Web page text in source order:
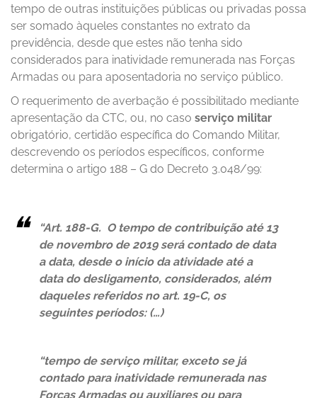
tempo de outras instituições públicas ou privadas possa
ser somado àqueles constantes no extrato da
previdência, desde que estes não tenha sido
considerados para inatividade remunerada nas Forças
Armadas ou para aposentadoria no serviço público.
O requerimento de averbação é possibilitado mediante
apresentação da CTC, ou, no caso serviço militar
obrigatório, certidão específica do Comando Militar,
descrevendo os períodos específicos, conforme
determina o artigo 188 – G do Decreto 3.048/99:
“Art. 188-G. O tempo de contribuição até 13
de novembro de 2019 será contado de data
a data, desde o início da atividade até a
data do desligamento, considerados, além
daqueles referidos no art. 19-C, os
seguintes períodos: (…)
“tempo de serviço militar, exceto se já
contado para inatividade remunerada nas
Forças Armadas ou auxiliares ou para